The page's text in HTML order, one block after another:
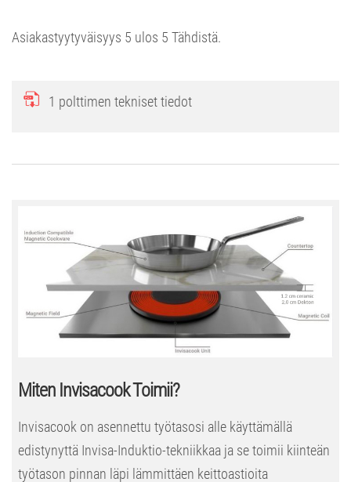
Asiakastyytyväisyys 5 ulos 5 Tähdistä.
1 polttimen tekniset tiedot
Miten Invisacook Toimii?
Invisacook on asennettu työtasosi alle käyttämällä
edistynyttä Invisa-Induktio-tekniikkaa ja se toimii kiinteän
työtason pinnan läpi lämmittäen keittoastioita